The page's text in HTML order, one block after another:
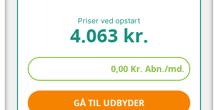
Priser ved opstart
4.063 kr.
0,00 Kr. Abn./md.
GÅ TIL UDBYDER